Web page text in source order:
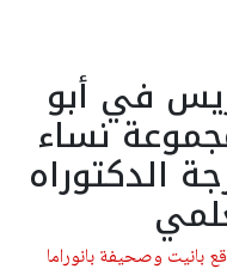
في أبو
نساء
الدكتوراه
وصحيفة بانوراما